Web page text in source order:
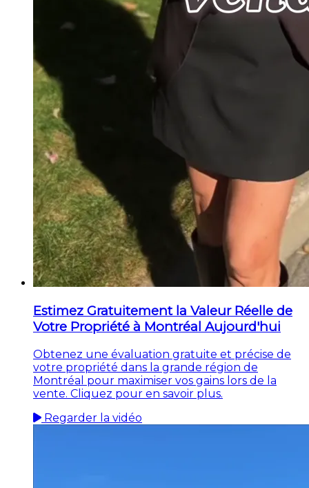
Estimez Gratuitement la Valeur Réelle de
Votre Propriété à Montréal Aujourd'hui
Obtenez une évaluation gratuite et précise de
votre propriété dans la grande région de
Montréal pour maximiser vos gains lors de la
vente. Cliquez pour en savoir plus.
Regarder la vidéo